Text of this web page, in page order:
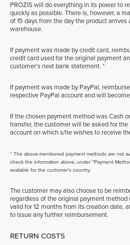
PROZIS will do everything in its power to
quickly as possible. There is, however, a
of 15 days from the day the product
warehouse.
If payment was made by credit card,
credit card used for the original payment
customer's next bank statement. *
If payment was made by PayPal,
respective PayPal account and will
If the chosen payment method was Cash
transfer, the customer will be asked for
account on which s/he wishes to receive
* The above-mentioned payment methods are not
check the information above, under "Payment
available for the customer's country.
The customer may also choose to be
regardless of the original payment
valid for 12 months from its creation date,
to issue any further reimbursement.
RETURN COSTS